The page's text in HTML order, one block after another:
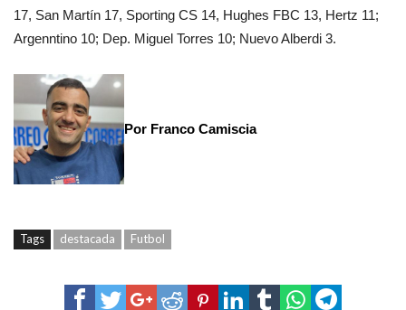
17, San Martín 17, Sporting CS 14, Hughes FBC 13, Hertz 11;
Argenntino 10; Dep. Miguel Torres 10; Nuevo Alberdi 3.
Por Franco Camiscia
Tags destacada Futbol